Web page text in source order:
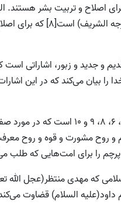
اصلاح و تربيت بشر
قرآن، حضرت مهدى موعود(عجل
و جديد و زبور، اشاراتى است
را بيان مى‌كند كه در اين
از جمله اين موارد، در سفر اشعيا 11:
و روح مشورت و قوه و روح
را براى امت‌هايى كه طلب
كه مهدى منتظر(عجل الله
السلام) قضاوت مى‌كند و...،[9]